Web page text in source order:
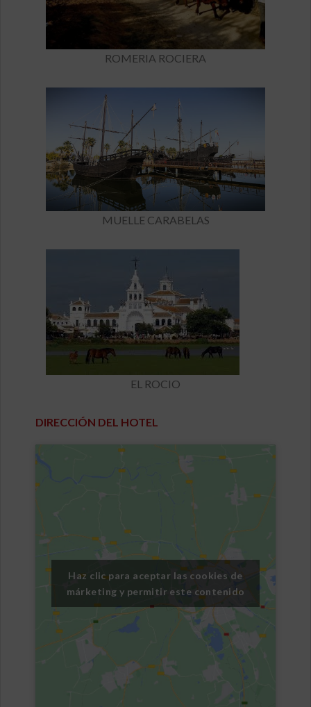
ROMERIA ROCIERA
MUELLE CARABELAS
EL ROCIO
DIRECCIÓN DEL HOTEL
Haz clic para aceptar las cookies de
márketing y permitir este contenido